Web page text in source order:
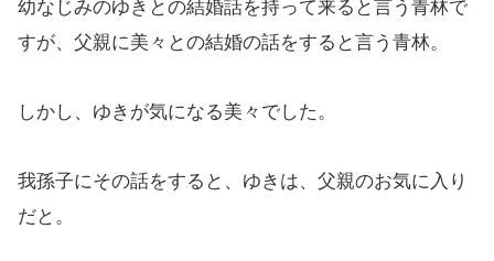
幼なじみのゆきとの結婚話を持って来ると言う青林で
すが、父親に美々との結婚の話をすると言う青林。
しかし、ゆきが気になる美々でした。
我孫子にその話をすると、ゆきは、父親のお気に入り
だと。